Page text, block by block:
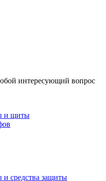
интересующий вопрос
и щиты